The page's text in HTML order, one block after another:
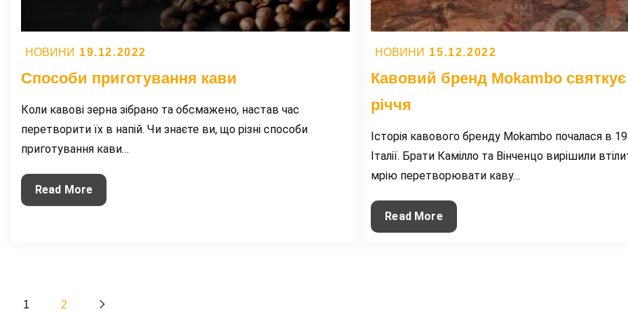
НОВИНИ Posted
19.12.2022
Способи приготування кави
Коли кавові зерна зібрано та обсмажено, настав час
перетворити їх в напій. Чи знаєте ви, що різні способи
приготування кави…
Способи
приготування
Read More
НОВИНИ Posted
on
15.12.2022
Кавовий бренд Mokambo
річчя
Історія кавового бренду Mokambo почалася в
Італії. Брати Камілло та Вінченцо вирішили
мрію перетворювати каву…
Кавовий
бренд
Read More
Пагінація
1 2